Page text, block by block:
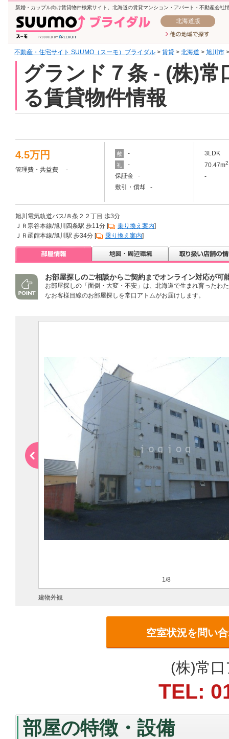
新婚・カップル向け賃貸物件検索サイト。北海道の賃貸マンション・アパート・不動産会社
北海道版
不動産・住宅サイト SUUMO（スーモ）ブライダル > 賃貸 > 北海道 > 旭川市
グランド７条 - (株)
る賃貸物件情報
4.5万円
管理費・共益費 -
敷 -
礼
-
保証金 -
敷引・償却 -
3LDK
70.47m2
-
旭川電気軌道バス/８条２２丁目 歩3分
ＪＲ宗谷本線/旭川四条駅 歩11分 [
乗り換え案内]
ＪＲ函館本線/旭川駅 歩34分 [
乗り換え案内]
お部屋探しのご相談からご契約までオンライン対応が可
お部屋探しの「面倒・大変・不安」は、北海道で生まれ育ったわ
なお客様目線のお部屋探しを常口アトムがお届けします。
1/8
建物外観
空室状況を問い
(株)常
TEL:
部屋の特徴・設備